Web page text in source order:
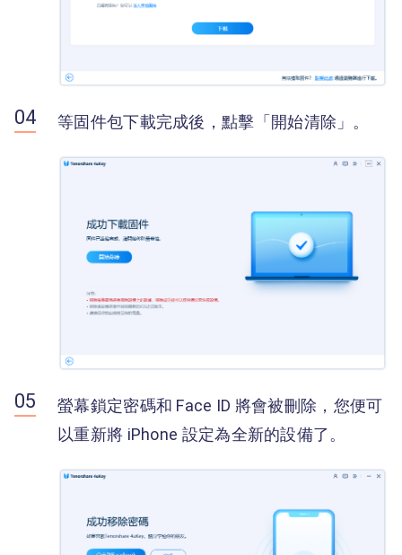
等固件包下載完成後，點擊「開始清除」。
螢幕鎖定密碼和 Face ID 將會被刪除，您便可
以重新將 iPhone 設定為全新的設備了。